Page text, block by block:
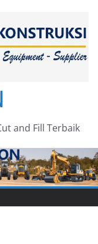
and Fill Terbaik